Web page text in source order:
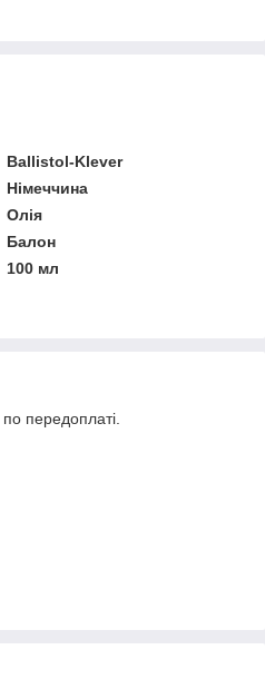
Ballistol-Klever
Німеччина
Олія
Балон
100 мл
передоплаті.